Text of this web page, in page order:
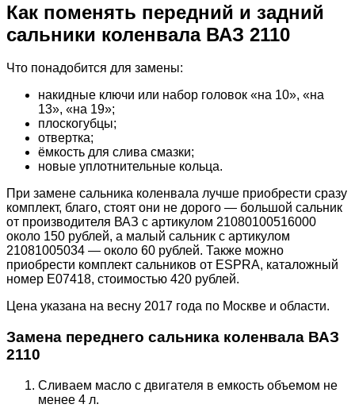
Как поменять передний и задний
сальники коленвала ВАЗ 2110
Что понадобится для замены:
накидные ключи или набор головок «на 10», «на
13», «на 19»;
плоскогубцы;
отвертка;
ёмкость для слива смазки;
новые уплотнительные кольца.
При замене сальника коленвала лучше приобрести сразу
комплект, благо, стоят они не дорого — большой сальник
от производителя ВАЗ с артикулом 21080100516000
около 150 рублей, а малый сальник с артикулом
21081005034 — около 60 рублей. Также можно
приобрести комплект сальников от ESPRA, каталожный
номер E07418, стоимостью 420 рублей.
Цена указана на весну 2017 года по Москве и области.
Замена переднего сальника коленвала ВАЗ
2110
Сливаем масло с двигателя в емкость объемом не
менее 4 л.